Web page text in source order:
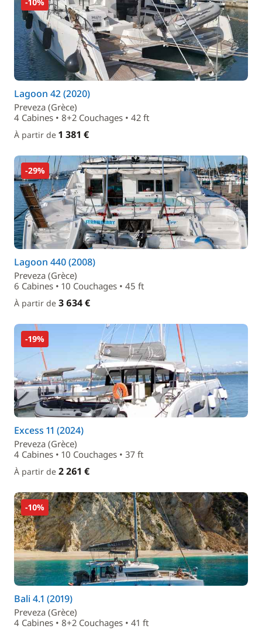
Lagoon 42 (2020)
Preveza (Grèce)
4 Cabines • 8+2 Couchages • 42 ft
À partir de 1 381 €
-29%
Lagoon 440 (2008)
Preveza (Grèce)
6 Cabines • 10 Couchages • 45 ft
À partir de 3 634 €
-19%
Excess 11 (2024)
Preveza (Grèce)
4 Cabines • 10 Couchages • 37 ft
À partir de 2 261 €
-10%
Bali 4.1 (2019)
Preveza (Grèce)
4 Cabines • 8+2 Couchages • 41 ft